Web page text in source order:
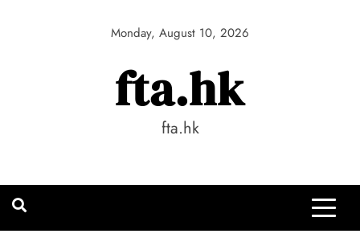
Monday, August 10, 2026
fta.hk
fta.hk